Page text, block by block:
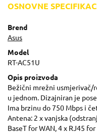
OSNOVNE
Brend
Asus
Model
RT-AC51U
Opis proizvoda
Bežični mrežni usmjerivač/
u jednom. Dizajniran je
Ima brzinu do 750 Mbps i
Antena: 2 x vanjska
BaseT for WAN, 4 x RJ45